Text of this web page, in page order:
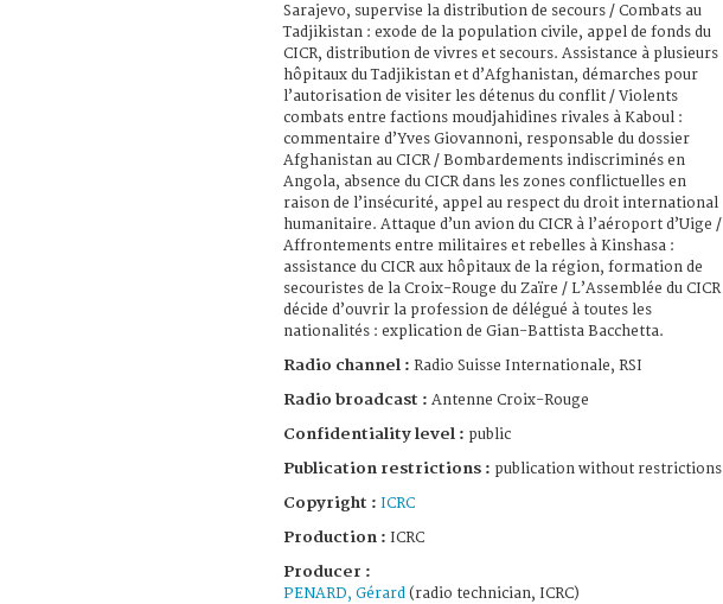
Sarajevo, supervise la distribution de secours / Combats au
Tadjikistan : exode de la population civile, appel de fonds du
CICR, distribution de vivres et secours. Assistance à plusieurs
hôpitaux du Tadjikistan et d’Afghanistan, démarches pour
l’autorisation de visiter les détenus du conflit / Violents
combats entre factions moudjahidines rivales à Kaboul :
commentaire d’Yves Giovannoni, responsable du dossier
Afghanistan au CICR / Bombardements indiscriminés en
Angola, absence du CICR dans les zones conflictuelles en
raison de l’insécurité, appel au respect du droit international
humanitaire. Attaque d’un avion du CICR à l’aéroport d’Uige /
Affrontements entre militaires et rebelles à Kinshasa :
assistance du CICR aux hôpitaux de la région, formation de
secouristes de la Croix-Rouge du Zaïre / L’Assemblée du CICR
décide d’ouvrir la profession de délégué à toutes les
nationalités : explication de Gian-Battista Bacchetta.
Radio channel : Radio Suisse Internationale, RSI
Radio broadcast : Antenne Croix-Rouge
Confidentiality level : public
Publication restrictions : publication without restrictions
Copyright : ICRC
Production : ICRC
Producer :
PENARD, Gérard (radio technician, ICRC)